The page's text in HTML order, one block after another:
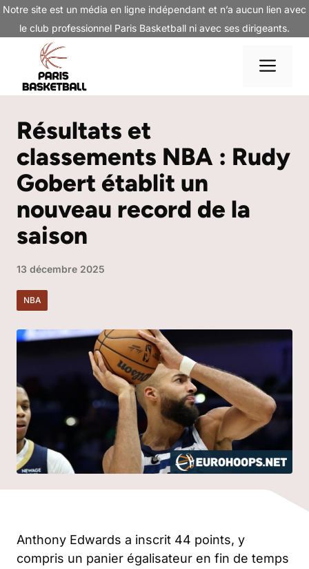
Aller
contenu
Notre site est un média en ligne indépendant et n’a aucun lien avec
le club professionnel Paris Basketball ni avec ses dirigeants.
Résultats et
classements NBA : Rudy
Gobert établit un
nouveau record de la
saison
13 décembre 2025
NBA
Anthony Edwards a inscrit 44 points, y
compris un panier égalisateur en fin de temps